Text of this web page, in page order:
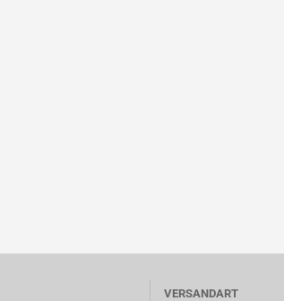
VERSANDART